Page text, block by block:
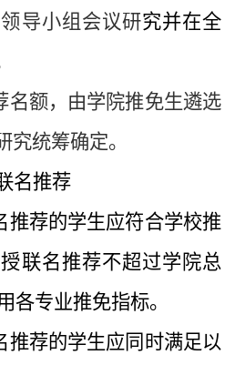
导小组会议研究并在全
名额，由学院推免生遴选
究统筹确定。
名推荐
推荐的学生应符合学校推
联名推荐不超过学院总
各专业推免指标。
推荐的学生应同时满足以